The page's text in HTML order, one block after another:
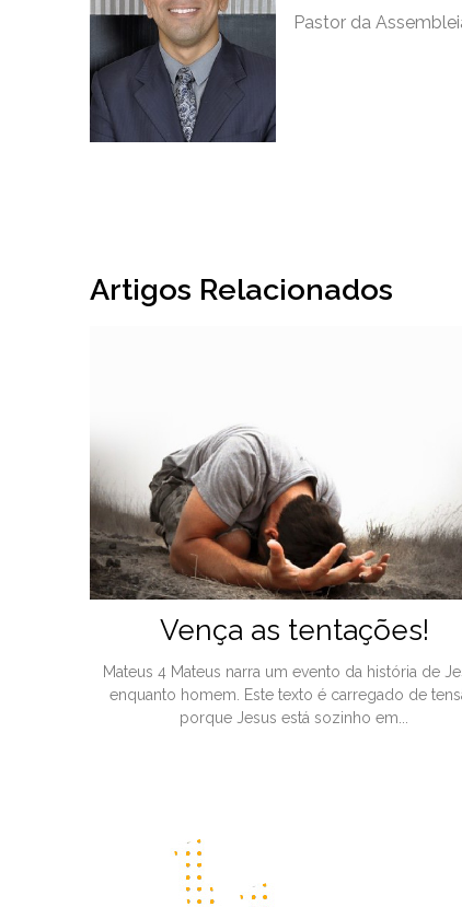
Pastor da
Artigos Relacionados
Vença as tentações!
Mateus 4 Mateus narra um evento da história de
enquanto homem. Este texto é carregado de
porque Jesus está sozinho em...